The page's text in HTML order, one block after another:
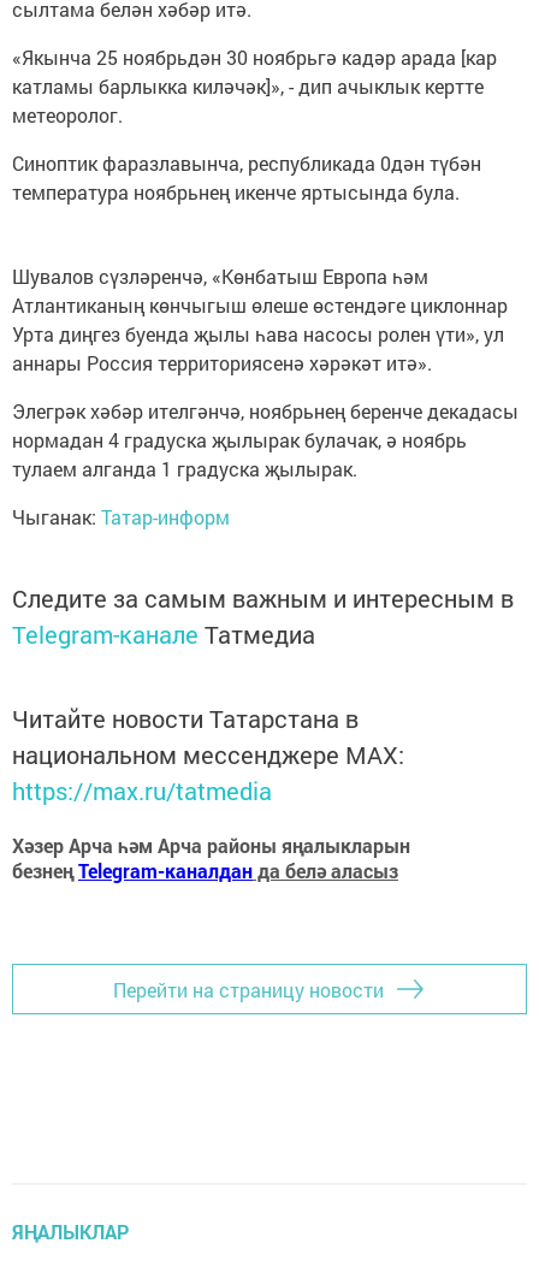
сылтама белән хәбәр итә.
«Якынча 25 ноябрьдән 30 ноябрьгә кадәр арада [кар
катламы барлыкка киләчәк]», - дип ачыклык кертте
метеоролог.
Синоптик фаразлавынча, республикада 0дән түбән
температура ноябрьнең икенче яртысында була.
Шувалов сүзләренчә, «Көнбатыш Европа һәм
Атлантиканың көнчыгыш өлеше өстендәге циклоннар
Урта диңгез буенда җылы һава насосы ролен үти», ул
аннары Россия территориясенә хәрәкәт итә».
Элегрәк хәбәр ителгәнчә, ноябрьнең беренче декадасы
нормадан 4 градуска җылырак булачак, ә ноябрь
тулаем алганда 1 градуска җылырак.
Чыганак: Татар-информ
Следите за самым важным и интересным в
Telegram-канале Татмедиа
Читайте новости Татарстана в
национальном мессенджере MАХ:
https://max.ru/tatmedia
Хәзер Арча һәм Арча районы яңалыкларын
безнеңTelegram-каналданда белә аласыз
Перейти на страницу новости
ЯҢАЛЫКЛАР